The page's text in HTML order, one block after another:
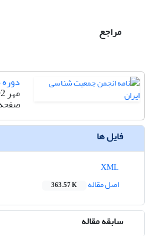
مراجع
دوره 8، شماره 16
مهر 1392
فایل ها
اصل مقاله
363.57 K
سابقه مقاله